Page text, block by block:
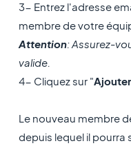
3- Entrez l'adresse
membre de votre
Attention: Assurez-
valide.
4- Cliquez sur "
Le nouveau membre
depuis lequel il pourra